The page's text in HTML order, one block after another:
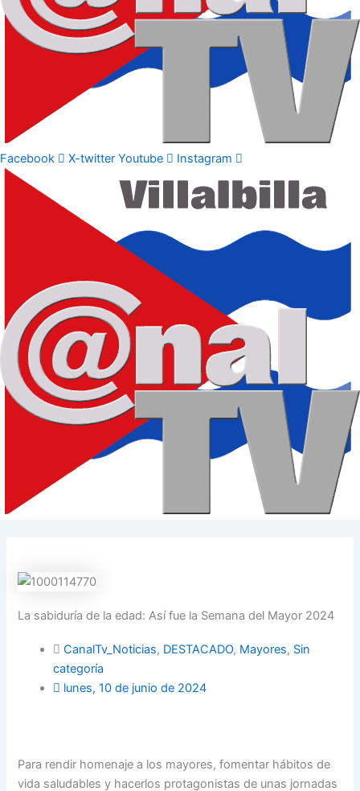
Facebook X-twitter Youtube Instagram
La sabiduría de la edad: Así fue la Semana del Mayor 2024
CanalTv_Noticias, DESTACADO, Mayores, Sin
categoría
lunes, 10 de junio de 2024
Para rendir homenaje a los mayores, fomentar hábitos de
vida saludables y hacerlos protagonistas de unas jornadas